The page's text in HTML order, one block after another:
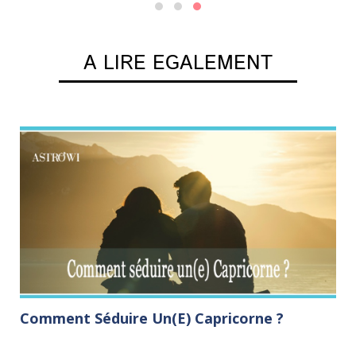
A LIRE EGALEMENT
Comment Séduire Un(e) Capricorne ?